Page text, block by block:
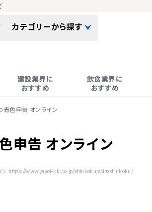
カテゴリーから探す
建設業界に
おすすめ
飲食業界に
おすすめ
青色申告 オンライン
申告 オンライン
イン https://www.yayoi-kk.co.jp/shinkoku/aoiroshinkoku/